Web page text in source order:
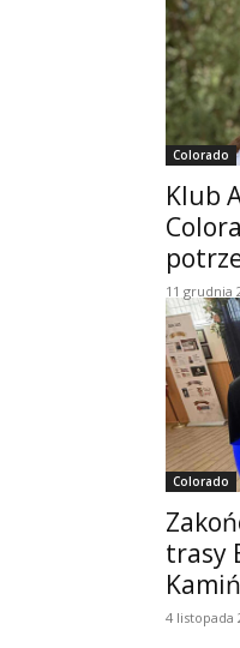
Colorado
Klub
11 grudnia
Colorado
trasy
4 listopada